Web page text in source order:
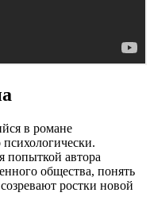
в романе
попыткой автора
общества, понять
ростки новой